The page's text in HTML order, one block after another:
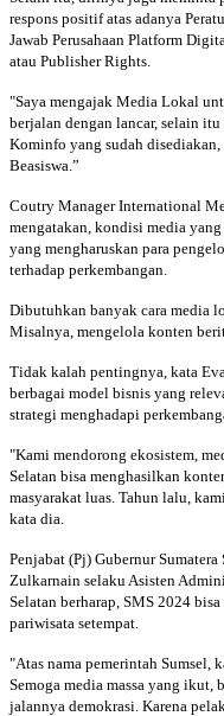
respons positif atas adanya
Jawab Perusahaan Platform
atau Publisher Rights.
"Saya mengajak Media Lokal
berjalan dengan lancar, selain
Kominfo yang sudah
Beasiswa.”
Coutry Manager International
mengatakan, kondisi media
yang mengharuskan para
terhadap perkembangan.
Dibutuhkan banyak cara media
Misalnya, mengelola konten
Tidak kalah pentingnya, kata
berbagai model bisnis yang
strategi menghadapi
"Kami mendorong ekosistem,
Selatan bisa menghasilkan
masyarakat luas. Tahun lalu,
kata dia.
Penjabat (Pj) Gubernur
Zulkarnain selaku Asisten
Selatan berharap, SMS 2024
pariwisata setempat.
"Atas nama pemerintah Sumsel,
Semoga media massa yang ikut,
jalannya demokrasi. Karena